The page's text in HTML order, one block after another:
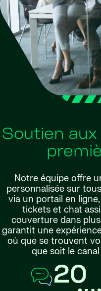
Soutien
Notre équipe offre
personnalisée sur
via un portail en
tickets et chat
couverture dans
garantit une
où que se trouvent
que soit le
20